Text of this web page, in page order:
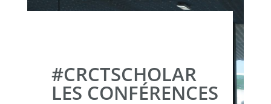
#CRCTSCHOLAR
LES CONFÉRENCES